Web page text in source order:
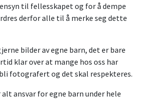
til fellesskapet og for å dempe
derfor alle til å merke seg dette
bilder av egne barn, det er bare
klar over at mange hos oss har
fotografert og det skal respekteres.
ansvar for egne barn under hele